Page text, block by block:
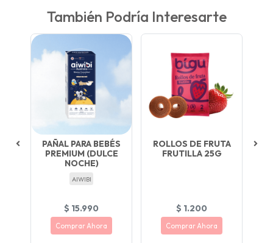
También Podría Interesarte
PAÑAL PARA BEBÉS
PREMIUM (DULCE
NOCHE)
AIWIBI
$ 15.990
Comprar Ahora
ROLLOS DE FRUTA
FRUTILLA 25G
$ 1.200
Comprar Ahora